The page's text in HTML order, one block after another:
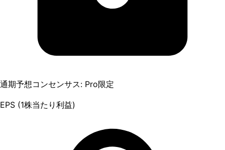
通期予想コンセンサス: Pro限定
EPS (1株当たり利益)